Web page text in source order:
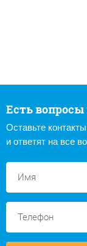
Есть вопросы
Оставьте
и ответят на все